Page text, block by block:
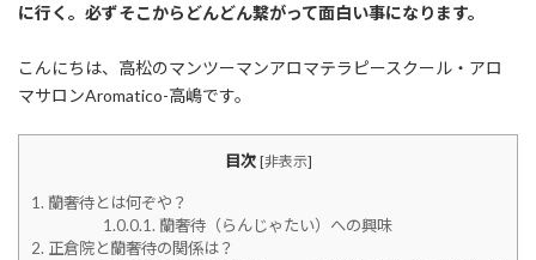
に行く。必ずそこからどんどん繋がって面白い事になります。
こんにちは、高松のマンツーマンアロマテラピースクール・アロ
マサロンAromatico-高嶋です。
目次 [非表示]
1. 蘭奢待とは何ぞや？
1.0.0.1. 蘭奢待（らんじゃたい）への興味
2. 正倉院と蘭奢待の関係は？